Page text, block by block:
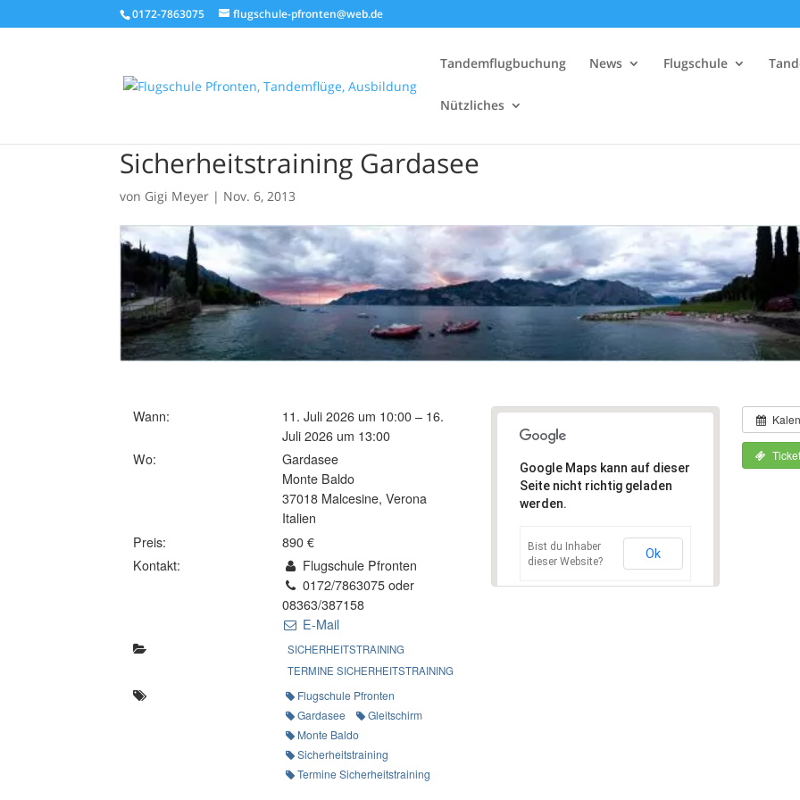
0172-7863075 flugschule-pfronten@web.de
Tandemflugbuchung News Flugschule
Nützliches
Sicherheitstraining Gardasee
von Gigi Meyer | Nov. 6, 2013
Google Maps kann auf dieser
Seite nicht richtig geladen
werden.
Bist du Inhaber
dieser Website?
Ok
Wann:
11. Juli 2026 um 10:00 – 16.
Juli 2026 um 13:00
Wo:
Gardasee
Monte Baldo
37018 Malcesine, Verona
Italien
Preis:
890 €
Kontakt:
Flugschule Pfronten
0172/7863075 oder
08363/387158
E-Mail
SICHERHEITSTRAINING
TERMINE SICHERHEITSTRAINING
Flugschule Pfronten
Gardasee
Gleitschirm
Monte Baldo
Sicherheitstraining
Termine Sicherheitstraining
und
an
Dir.